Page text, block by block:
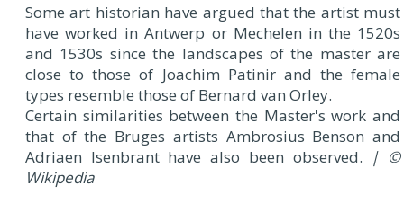
Some art historian have argued that the artist must
have worked in Antwerp or Mechelen in the 1520s
and 1530s since the landscapes of the master are
close to those of Joachim Patinir and the female
types resemble those of Bernard van Orley.
Certain similarities between the Master's work and
that of the Bruges artists Ambrosius Benson and
Adriaen Isenbrant have also been observed.
| ©
Wikipedia